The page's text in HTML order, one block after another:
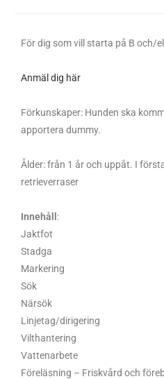
För dig som vill starta på B och/
Anmäl dig här
Förkunskaper: Hunden ska
apportera dummy.
Ålder: från 1 år och uppåt. I
retrieverraser
Innehåll :
Jaktfot
Stadga
Markering
Sök
Närsök
Linjetag/dirigering
Vilthantering
Vattenarbete
Föreläsning – Friskvård och